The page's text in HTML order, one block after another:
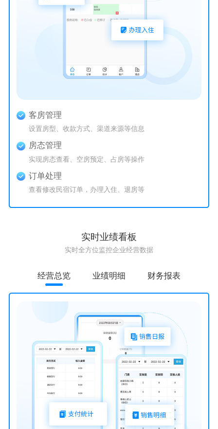
客房管理
设置房型、收款方式、渠道来源等信息
房态管理
实现房态查看、空房预定、占房等操作
订单处理
查看修改民宿订单，办理入住、退房等
实时业绩看板
实时全方位监控企业经营数据
经营总览 业绩明细 财务报表